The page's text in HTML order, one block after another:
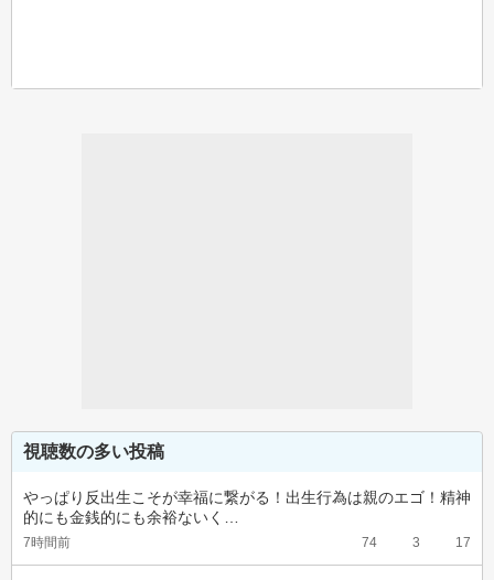
視聴数の多い投稿
やっぱり反出生こそが幸福に繋がる！出生行為は親のエゴ！精神
的にも金銭的にも余裕ないく…
7時間前 74 3 17